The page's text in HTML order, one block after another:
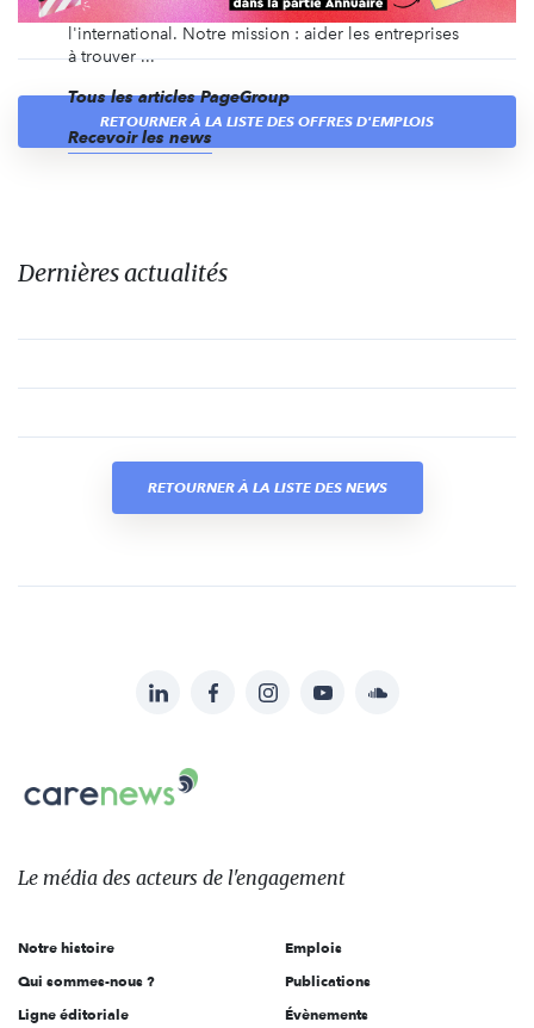
des recrutements volumiques, en France et à
l'international. Notre mission : aider les entreprises
à trouver ...
Tous les articles PageGroup
Recevoir les news
RETOURNER À LA LISTE DES OFFRES D'EMPLOIS
Dernières actualités
RETOURNER À LA LISTE DES NEWS
sur:
LinkedInFacebookInstagramYouTubeSoundcloud
Le
des
l'engagement
Le média des acteurs de l'engagement
Notre histoire
Qui sommes-nous ?
Ligne éditoriale
Emplois
Publications
Évènements